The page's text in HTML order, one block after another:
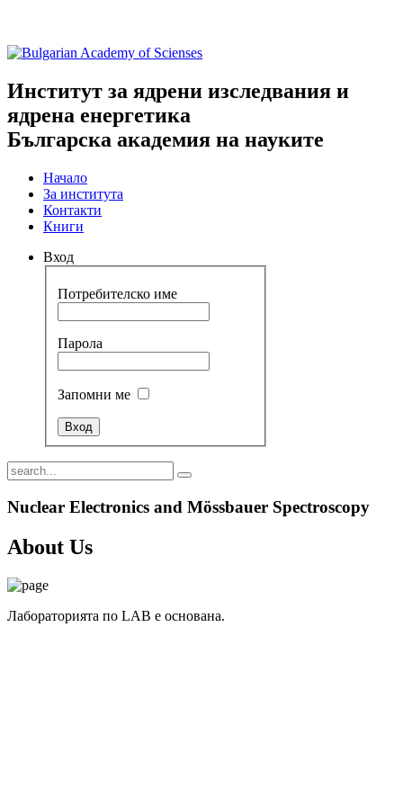
Институт за ядрени изследвания и
ядрена енергетика
Българска академия на науките
Начало
За института
Контакти
Книги
Вход
Потребителско име
Парола
Запомни ме
Nuclear Electronics and Mössbauer Spectroscopy
About Us
Лабораторията по LAB е основана.